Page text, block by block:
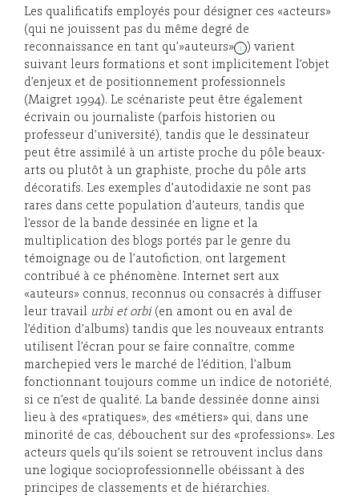
Les qualificatifs employés pour désigner ces «acteurs»
(qui ne jouissent pas du même degré de
reconnaissance en tant qu’»auteurs»
1
) varient
suivant leurs formations et sont implicitement l’objet
d’enjeux et de positionnement professionnels
(Maigret 1994). Le scénariste peut être également
écrivain ou journaliste (parfois historien ou
professeur d’université), tandis que le dessinateur
peut être assimilé à un artiste proche du pôle beaux-
arts ou plutôt à un graphiste, proche du pôle arts
décoratifs. Les exemples d’autodidaxie ne sont pas
rares dans cette population d’auteurs, tandis que
l’essor de la bande dessinée en ligne et la
multiplication des blogs portés par le genre du
témoignage ou de l’autofiction, ont largement
contribué à ce phénomène. Internet sert aux
«auteurs» connus, reconnus ou consacrés à diffuser
leur travail urbi et orbi(en amont ou en aval de
l’édition d’albums) tandis que les nouveaux entrants
utilisent l’écran pour se faire connaître, comme
marchepied vers le marché de l’édition, l’album
fonctionnant toujours comme un indice de notoriété,
si ce n’est de qualité. La bande dessinée donne ainsi
lieu à des «pratiques», des «métiers» qui, dans une
minorité de cas, débouchent sur des «professions». Les
acteurs quels qu’ils soient se retrouvent inclus dans
une logique socioprofessionnelle obéissant à des
principes de classements et de hiérarchies.